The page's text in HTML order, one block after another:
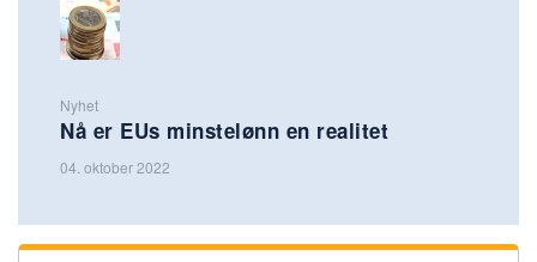
Nyhet
Nå er EUs minstelønn en realitet
04. oktober 2022